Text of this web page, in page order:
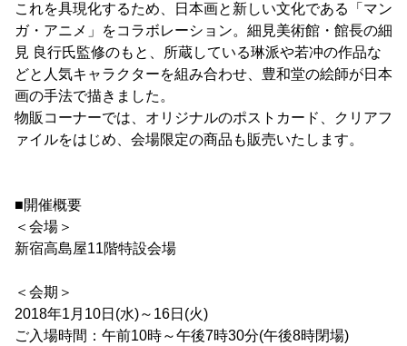
これを具現化するため、日本画と新しい文化である「マン
ガ・アニメ」をコラボレーション。細見美術館・館長の細
見 良行氏監修のもと、所蔵している琳派や若冲の作品な
どと人気キャラクターを組み合わせ、豊和堂の絵師が日本
画の手法で描きました。
物販コーナーでは、オリジナルのポストカード、クリアフ
ァイルをはじめ、会場限定の商品も販売いたします。
■開催概要
＜会場＞
新宿高島屋11階特設会場
＜会期＞
2018年1月10日(水)～16日(火)
ご入場時間：午前10時～午後7時30分(午後8時閉場)